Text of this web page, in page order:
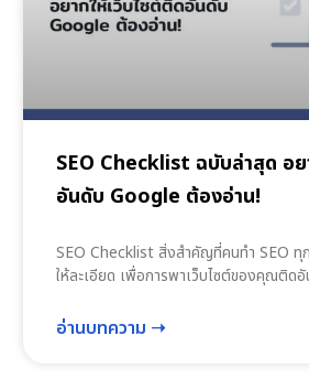
SEO Checklist ฉบับล่าสุด อย
อันดับ Google ต้องอ่าน!
SEO Checklist สิ่งสำคัญที่คนทำ SEO ทุ
ให้ละเอียด เพื่อการพาเว็บไซต์ของคุณติ
อ่านบทความ ➝